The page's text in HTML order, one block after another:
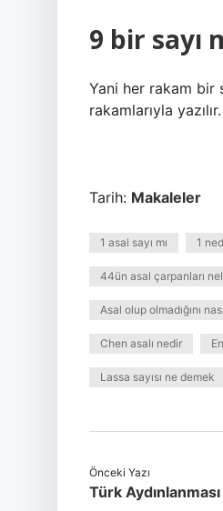
9 bir sayı
Yani her rakam bir
rakamlarıyla
Tarih: Makaleler
1 asal sayı mı 1
44ün asal çarpanları
Asal olup olmadığını
Chen asalı nedir
Lassa sayısı ne demek
Önceki Yazı
Türk